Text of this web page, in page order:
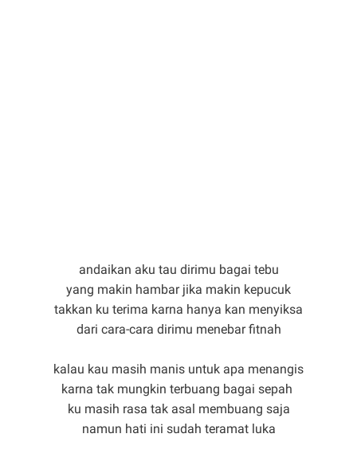
andaikan aku tau dirimu bagai tebu
yang makin hambar jika makin kepucuk
takkan ku terima karna hanya kan menyiksa
dari cara-cara dirimu menebar fitnah
kalau kau masih manis untuk apa menangis
karna tak mungkin terbuang bagai sepah
ku masih rasa tak asal membuang saja
namun hati ini sudah teramat luka